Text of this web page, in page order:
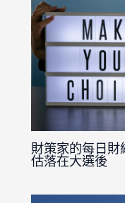
財策家的每日財
估落在大選後